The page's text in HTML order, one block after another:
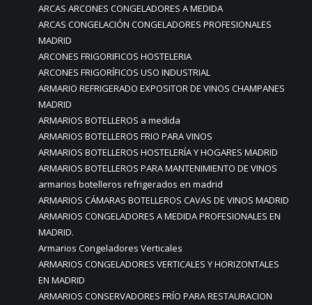
ARCAS ARCONES CONGELADORES A MEDIDA
ARCAS CONGELACIÓN CONGELADORES PROFESIONALES
MADRID
ARCONES FRIGORIFICOS HOSTELERIA
ARCONES FRIGORÍFICOS USO INDUSTRIAL
ARMARIO REFRIGERADO EXPOSITOR DE VINOS CHAMPANES
MADRID
ARMARIOS BOTELLEROS a medida
ARMARIOS BOTELLEROS FRIO PARA VINOS
ARMARIOS BOTELLEROS HOSTELERÍA Y HOGARES MADRID
ARMARIOS BOTELLEROS PARA MANTENIMIENTO DE VINOS
armarios botelleros refrigerados en madrid
ARMARIOS CÁMARAS BOTELLEROS CAVAS DE VINOS MADRID
ARMARIOS CONGELADORES A MEDIDA PROFESIONALES EN
MADRID.
Armarios Congeladores Verticales
ARMARIOS CONGELADORES VERTICALES Y HORIZONTALES
EN MADRID
ARMARIOS CONSERVADORES FRÍO PARA RESTAURACION